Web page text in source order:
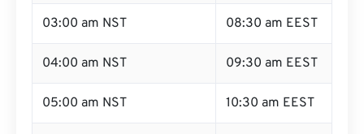
03:00 am NST 08:30 am EEST
04:00 am NST 09:30 am EEST
05:00 am NST 10:30 am EEST